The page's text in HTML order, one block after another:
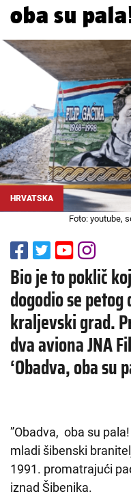
oba su
HRVATSKA
Foto: youtube,
Bio je to poklič
dogodio se
kraljevski grad.
dva aviona JNA
‘Obadva, oba su
”Obadva, oba su
mladi šibenski
1991. promatrajući
iznad Šibenika.